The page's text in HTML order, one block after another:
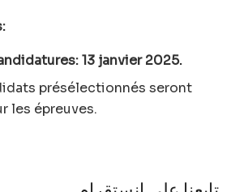
13 janvier 2025.
présélectionnés seront
les épreuves.